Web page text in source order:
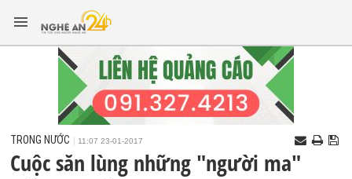
TRONG NƯỚC 11:07 23-01-2017
Cuộc săn lùng những "người ma"